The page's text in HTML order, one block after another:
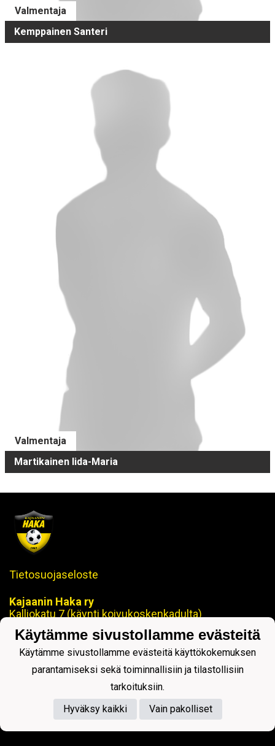
Valmentaja
Kemppainen Santeri
Valmentaja
Martikainen Iida-Maria
Tietosuojaseloste
Kajaanin Haka ry
Kalliokatu 7 (käynti koivukoskenkadulta)
Puh. 08 629 870
toimisto@kajaaninhaka.fi
ohjaus@kajaaninhaka.fi
Käytämme sivustollamme evästeitä
Käytämme sivustollamme evästeitä käyttökokemuksen
parantamiseksi sekä toiminnallisiin ja tilastollisiin
tarkoituksiin.
Hyväksy kaikki
Vain pakolliset